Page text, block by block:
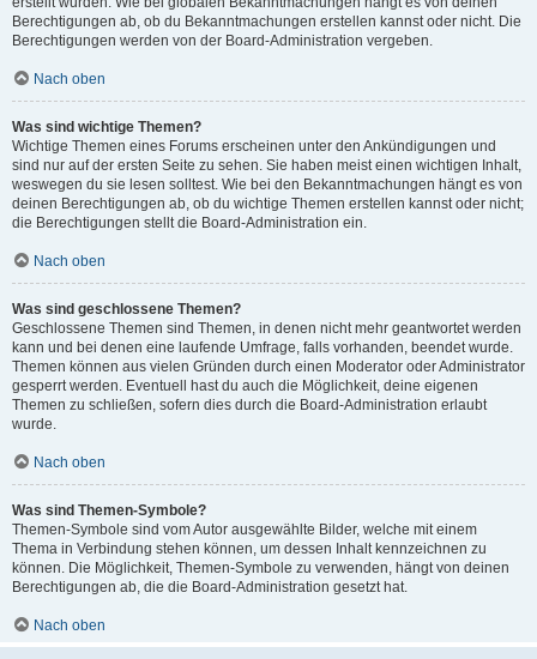
Berechtigungen ab, ob du Bekanntmachungen erstellen kannst oder nicht. Die
Berechtigungen werden von der Board-Administration vergeben.
Nach oben
Was sind wichtige Themen?
Wichtige Themen eines Forums erscheinen unter den Ankündigungen und
sind nur auf der ersten Seite zu sehen. Sie haben meist einen wichtigen Inhalt,
weswegen du sie lesen solltest. Wie bei den Bekanntmachungen hängt es von
deinen Berechtigungen ab, ob du wichtige Themen erstellen kannst oder nicht;
die Berechtigungen stellt die Board-Administration ein.
Nach oben
Was sind geschlossene Themen?
Geschlossene Themen sind Themen, in denen nicht mehr geantwortet werden
kann und bei denen eine laufende Umfrage, falls vorhanden, beendet wurde.
Themen können aus vielen Gründen durch einen Moderator oder Administrator
gesperrt werden. Eventuell hast du auch die Möglichkeit, deine eigenen
Themen zu schließen, sofern dies durch die Board-Administration erlaubt
wurde.
Nach oben
Was sind Themen-Symbole?
Themen-Symbole sind vom Autor ausgewählte Bilder, welche mit einem
Thema in Verbindung stehen können, um dessen Inhalt kennzeichnen zu
können. Die Möglichkeit, Themen-Symbole zu verwenden, hängt von deinen
Berechtigungen ab, die die Board-Administration gesetzt hat.
Nach oben